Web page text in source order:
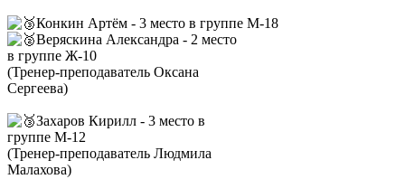
Конкин Артём - 3 место в группе М-18
Веряскина Александра - 2 место
в группе Ж-10
(Тренер-преподаватель Оксана
Сергеева)
Захаров Кирилл - 3 место в
группе М-12
(Тренер-преподаватель Людмила
Малахова)